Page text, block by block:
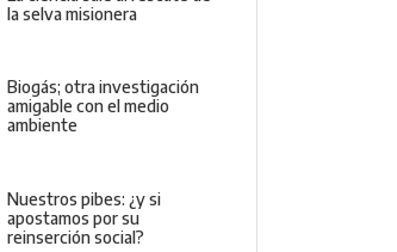
la selva misionera
Biogás; otra investigación
amigable con el medio
ambiente
Nuestros pibes: ¿y si
apostamos por su
reinserción social?